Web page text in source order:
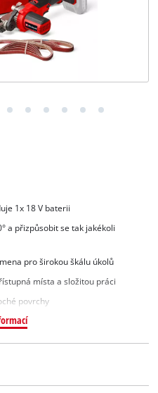
1x 18 V baterii
a přizpůsobit se tak jakékoli
pro širokou škálu úkolů
místa a složitou práci
povrchy